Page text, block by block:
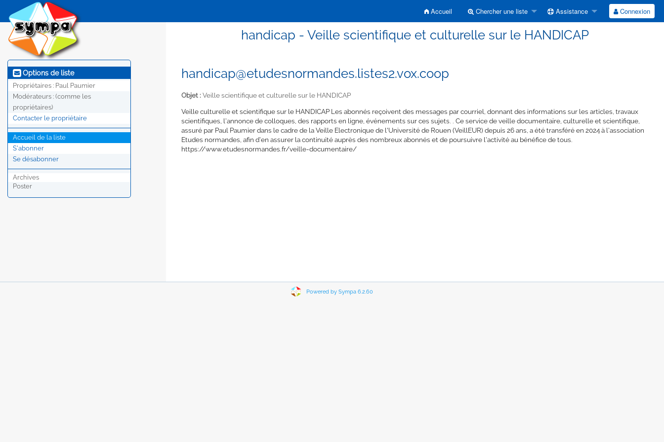
Accueil Chercher une liste Assistance Connexion
handicap - Veille scientifique et culturelle sur le HANDICAP
Options de liste
Propriétaires : Paul Paumier
Modérateurs : (comme les
propriétaires)
Contacter le propriétaire
Accueil de la liste
S'abonner
Se désabonner
Archives
Poster
handicap@etudesnormandes.listes2.vox.coop
Objet :Veille scientifique et culturelle sur le HANDICAP
Veille culturelle et scientifique sur le HANDICAP Les abonnés reçoivent des messages par courriel, donnant des informations sur les articles, travaux
scientifiques, l’annonce de colloques, des rapports en ligne, événements sur ces sujets. . Ce service de veille documentaire, culturelle et scientifique,
assuré par Paul Paumier dans le cadre de la Veille Electronique de l'Université de Rouen (VeillEUR) depuis 26 ans, a été transféré en 2024 à l’association
Etudes normandes, afin d’en assurer la continuité auprès des nombreux abonnés et de poursuivre l’activité au bénéfice de tous.
https://www.etudesnormandes.fr/veille-documentaire/
Powered by Sympa 6.2.60